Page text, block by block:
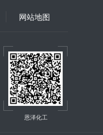
网站地图
恩泽化工